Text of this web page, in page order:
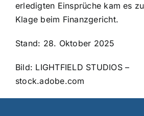
erledigten Einsprüche kam es
Klage beim Finanzgericht.
Stand: 28. Oktober 2025
Bild: LIGHTFIELD STUDIOS –
stock.adobe.com